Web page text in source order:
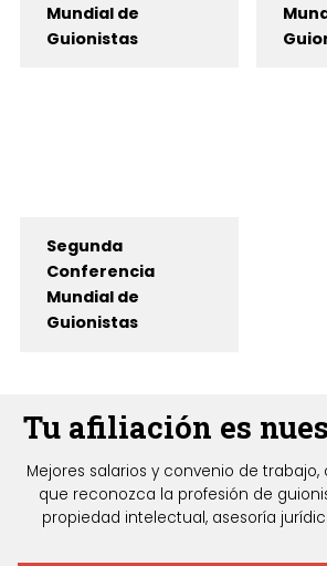
Mundial de
Guionistas
Segunda
Conferencia
Mundial de
Guionistas
Tu afiliación es
Mejores salarios y convenio de
que reconozca la profesión de
propiedad intelectual, asesoría